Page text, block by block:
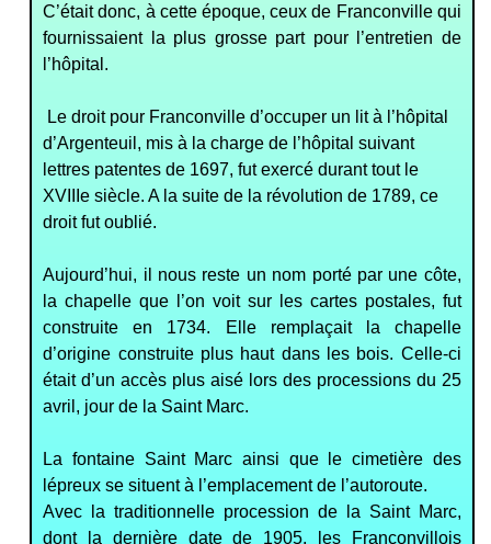
C’était donc, à cette époque, ceux de Franconville qui
fournissaient la plus grosse part pour l’entretien de
l’hôpital.
Le droit pour Franconville d’occuper un lit à l’hôpital
d’Argenteuil, mis à la charge de l’hôpital suivant
lettres patentes de 1697, fut exercé durant tout le
XVIIIe siècle. A la suite de la révolution de 1789, ce
droit fut oublié.
Aujourd’hui, il nous reste un nom porté par une côte,
la chapelle que l’on voit sur les cartes postales, fut
construite en 1734. Elle remplaçait la chapelle
d’origine construite plus haut dans les bois. Celle-ci
était d’un accès plus aisé lors des processions du 25
avril, jour de la Saint Marc.
La fontaine Saint Marc ainsi que le cimetière des
lépreux se situent à l’emplacement de l’autoroute.
Avec la traditionnelle procession de la Saint Marc,
dont la dernière date de 1905, les Franconvillois